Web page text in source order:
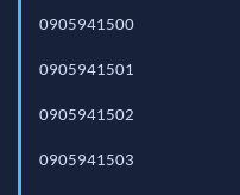
0905941500
0905941501
0905941502
0905941503